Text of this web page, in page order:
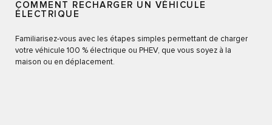
COMMENT RECHARGER UN VÉHICULE
ÉLECTRIQUE
Familiarisez-vous avec les étapes simples permettant de charger
votre véhicule 100 % électrique ou PHEV, que vous soyez à la
maison ou en déplacement.